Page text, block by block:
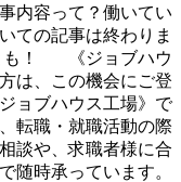
内容って？働いてい
ての記事は終わりま
も！ 《ジョブハウ
は、この機会にご登
ョブハウス工場》で
転職・就職活動の際
談や、求職者様に合
随時承っています。